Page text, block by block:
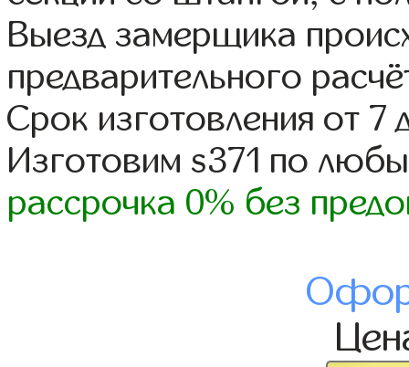
Выезд замерщика
предварительного
Срок изготовления от 7
Изготовим s371 по
рассрочка 0% без